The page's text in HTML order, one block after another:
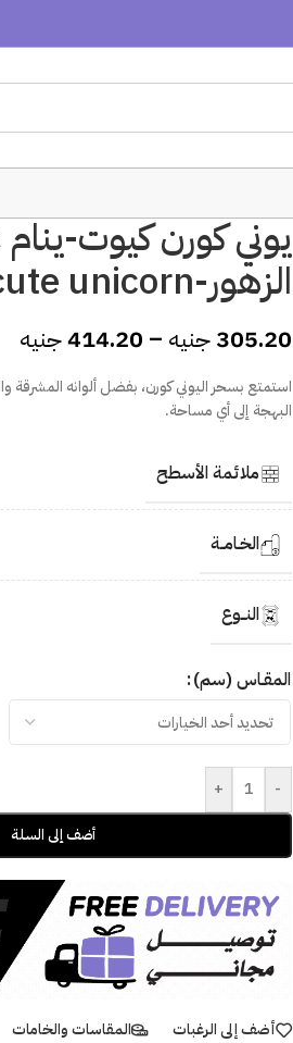
يوني كورن كيوت-
الزهور-cute unicorn
305.20جنيه –
414.20جنيه
استمتع بسحر اليوني كورن، بفضل ألوانه
البهجة إلى أي مساحة.
ملائمة الأسطح
الخـامــة
النــوع
المقـاس (سم)
-
+
أضف إلى السلة
أضف إلى الرغبات المقاسات والخامات